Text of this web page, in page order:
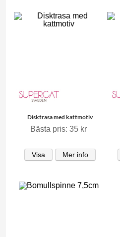
Disktrasa med kattmotiv
Bästa pris: 35 kr
Visa Mer info